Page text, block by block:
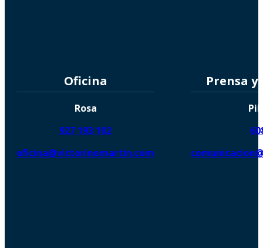
Oficina
Rosa
927 193 102
oficina@victorinomartin.com
Prensa